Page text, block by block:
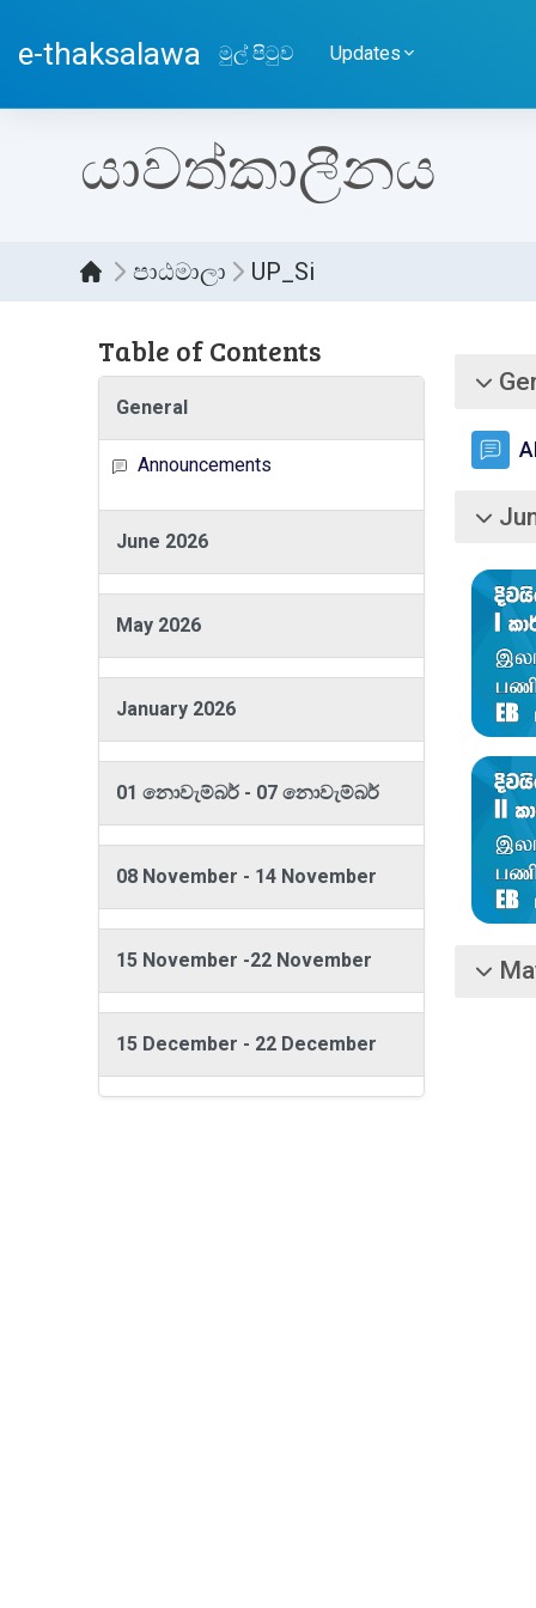
e-thaksalawa මුල් පිටුව Updates
යාවත්කාලීනය
පාඨමාලා UP_Si
Table of Contents
General
Announcements
June 2026
May 2026
January 2026
01 නොවැම්බර් - 07 නොවැම්බර්
08 November - 14 November
15 November -22 November
15 December - 22 December
බිඳ
බිඳ
බිඳ